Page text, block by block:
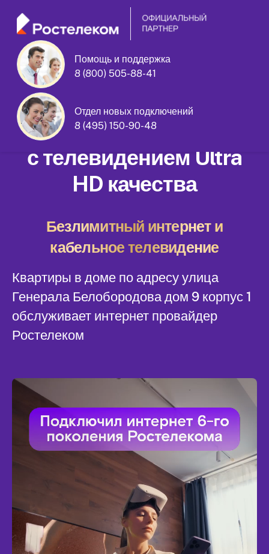
Помощь и поддержка
8 (800) 505-88-41
Отдел новых подключений
8 (495) 150-90-48
улица Генерала Белобородова дом
Домашний интернет
с телевидением Ultra
HD качества
Безлимитный интернет и
кабельное телевидение
Квартиры в доме по адресу улица
Генерала Белобородова дом 9 корпус 1
обслуживает интернет провайдер
Ростелеком